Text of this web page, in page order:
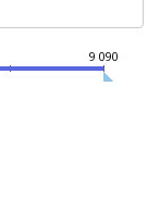
9 090